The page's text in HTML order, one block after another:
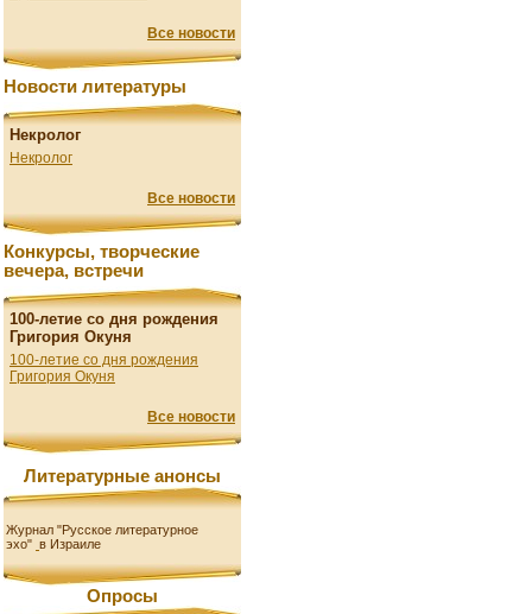
Все новости
Новости литературы
Некролог
Некролог
Все новости
Конкурсы, творческие
вечера, встречи
100-летие со дня рождения
Григория Окуня
100-летие со дня рождения
Григория Окуня
Все новости
Литературные анонсы
Журнал "Русское литературное
эхо" в Израиле
Опросы